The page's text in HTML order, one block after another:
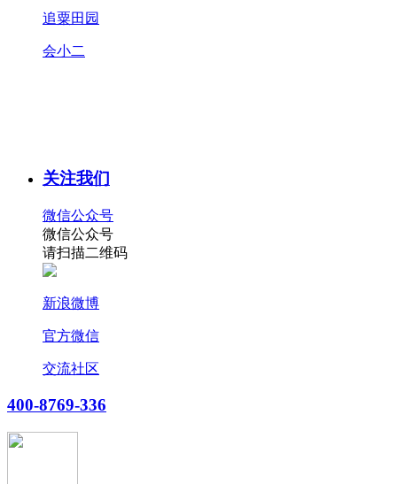
追粟田园
会小二
关注我们
微信公众号
微信公众号
请扫描二维码
新浪微博
官方微信
交流社区
400-8769-336